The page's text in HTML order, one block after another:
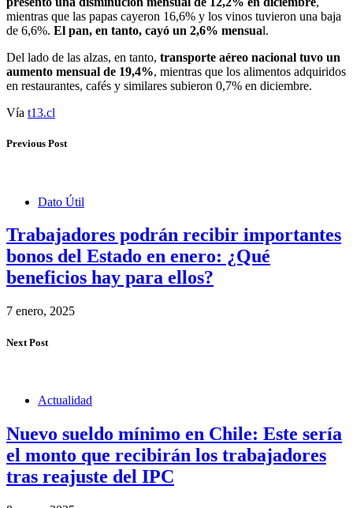
mientras que las papas cayeron 16,6% y los vinos tuvieron una baja
de 6,6%. El pan, en tanto, cayó un 2,6% mensual.
Del lado de las alzas, en tanto, transporte aéreo nacional tuvo un
aumento mensual de 19,4%, mientras que los alimentos adquiridos
en restaurantes, cafés y similares subieron 0,7% en diciembre.
Vía t13.cl
Previous Post
Dato Útil
Trabajadores podrán recibir importantes
bonos del Estado en enero: ¿Qué
beneficios hay para ellos?
7 enero, 2025
Next Post
Actualidad
Nuevo sueldo mínimo en Chile: Este sería
el monto que recibirán los trabajadores
tras reajuste del IPC